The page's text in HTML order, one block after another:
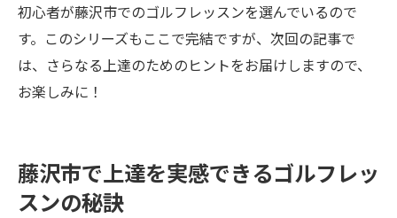
初心者が藤沢市でのゴルフレッスンを選んでいるので
す。このシリーズもここで完結ですが、次回の記事で
は、さらなる上達のためのヒントをお届けしますので、
お楽しみに！
藤沢市で上達を実感できるゴルフレッ
スンの秘訣